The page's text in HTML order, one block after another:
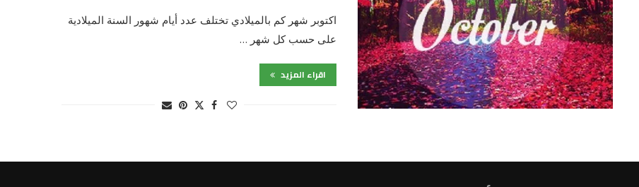
اكتوبر شهر كم بالميلادي تختلف عدد أيام شهور السنة الميلادية
على حسب كل شهر …
اقراء المزيد